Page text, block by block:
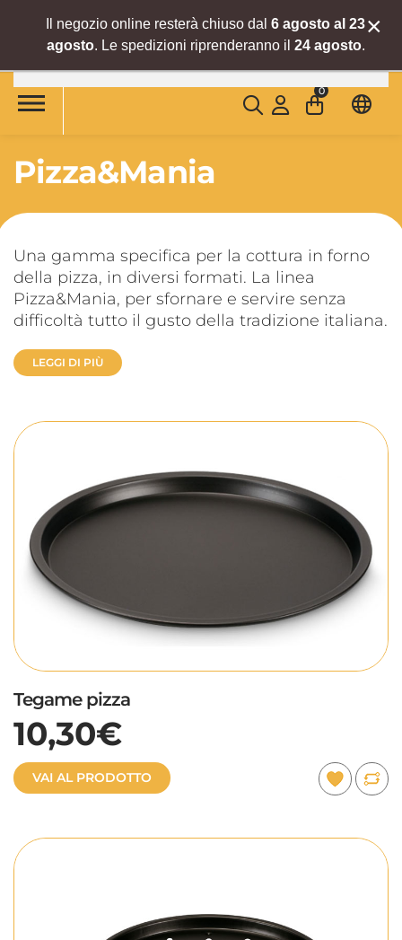
Skip to main content
0
Pizza&Mania
Una gamma specifica per la cottura in forno
della pizza, in diversi formati. La linea
Pizza&Mania, per sfornare e servire senza
difficoltà tutto il gusto della tradizione italiana.
LEGGI DI PIÙ
Tegame pizza
10,30€
VAI AL PRODOTTO
×
Il negozio online resterà chiuso dal 6 agosto al 23
agosto. Le spedizioni riprenderanno il 24 agosto.